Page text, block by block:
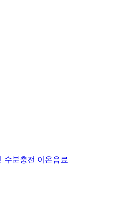
수분충전 이온음료